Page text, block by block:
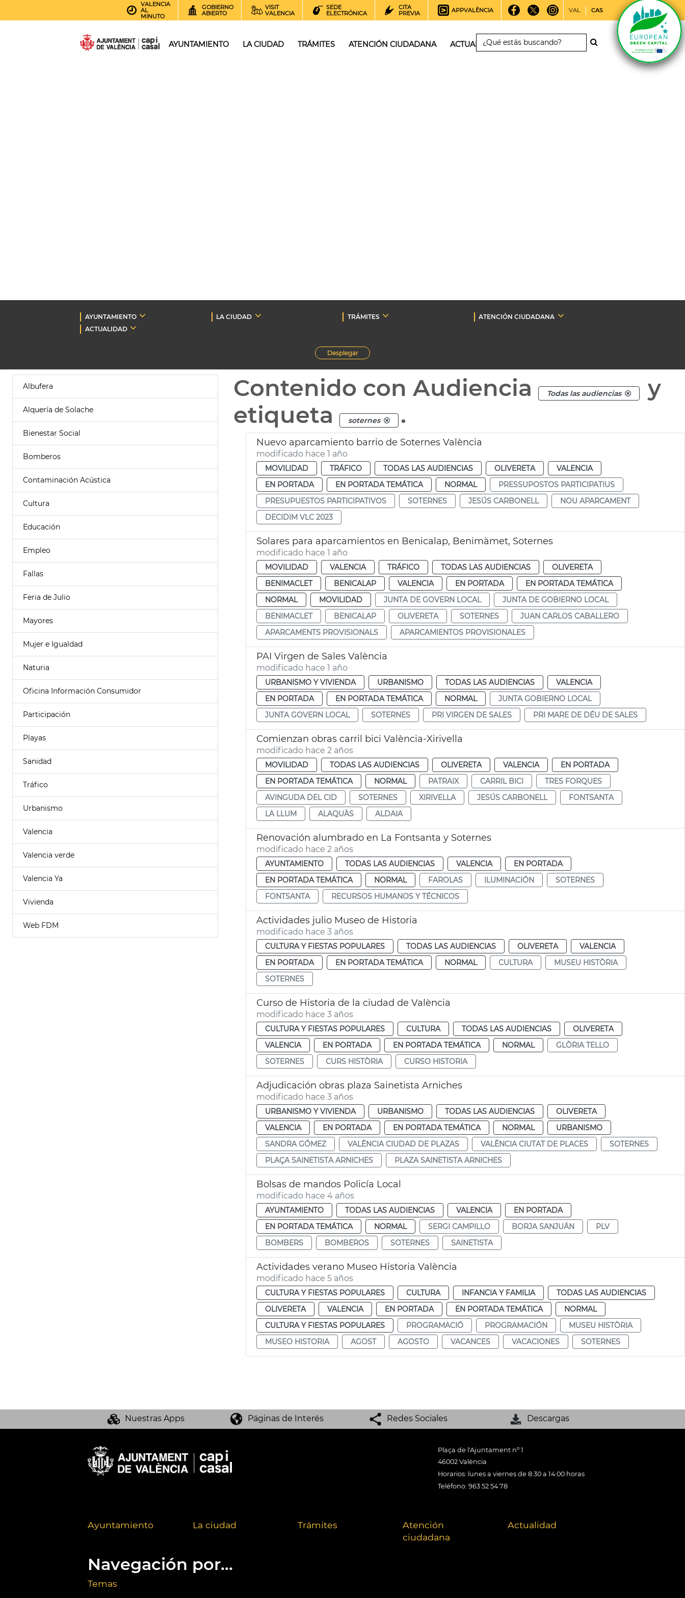
VALENCIA
AL
MINUTO
GOBIERNO
ABIERTO
VISIT
VALENCIA
SEDE
ELECTRÓNICA
CITA
PREVIA
APPVALÈNCIA VAL CAS
AYUNTAMIENTO LA CIUDAD TRÁMITES ATENCIÓN CIUDADANA ACTUALIDAD
AYUNTAMIENTO LA CIUDAD TRÁMITES
ATENCIÓN CIUDADANA
ACTUALIDAD
Desplegar
Albufera
Alquería de Solache
Bienestar Social
Bomberos
Contaminación Acústica
Cultura
Educación
Empleo
Fallas
Feria de Julio
Mayores
Mujer e Igualdad
Naturia
Oficina Información Consumidor
Participación
Playas
Sanidad
Tráfico
Urbanismo
Valencia
Valencia verde
Valencia Ya
Vivienda
Web FDM
Contenido con Audiencia Todas las audiencias
y
etiqueta
soternes .
Nuevo aparcamiento barrio de Soternes València
modificado hace 1 año
MOVILIDAD TRÁFICO TODAS LAS AUDIENCIAS OLIVERETA
VALENCIA
EN PORTADA
EN PORTADA TEMÁTICA NORMAL
PRESSUPOSTOS PARTICIPATIUS
PRESUPUESTOS PARTICIPATIVOS
SOTERNES JESÚS CARBONELL
NOU APARCAMENT
DECIDIM VLC 2023
Solares para aparcamientos en Benicalap, Benimàmet, Soternes
modificado hace 1 año
MOVILIDAD VALENCIA TRÁFICO TODAS LAS AUDIENCIAS
OLIVERETA
BENIMACLET
BENICALAP VALENCIA EN PORTADA
EN PORTADA TEMÁTICA
NORMAL
MOVILIDAD JUNTA DE GOVERN LOCAL
JUNTA DE GOBIERNO LOCAL
BENIMACLET
BENICALAP OLIVERETA SOTERNES
JUAN CARLOS CABALLERO
APARCAMENTS PROVISIONALS
APARCAMIENTOS PROVISIONALES
PAI Virgen de Sales València
modificado hace 1 año
URBANISMO Y VIVIENDA URBANISMO TODAS LAS AUDIENCIAS
VALENCIA
EN PORTADA
EN PORTADA TEMÁTICA NORMAL
JUNTA GOBIERNO LOCAL
JUNTA GOVERN LOCAL
SOTERNES PRI VIRGEN DE SALES PRI MARE DE DÉU DE SALES
Comienzan obras carril bici València-Xirivella
modificado hace 2 años
MOVILIDAD TODAS LAS AUDIENCIAS OLIVERETA VALENCIA
EN PORTADA
EN PORTADA TEMÁTICA
NORMAL PATRAIX CARRIL BICI
TRES FORQUES
AVINGUDA DEL CID
SOTERNES XIRIVELLA JESÚS CARBONELL
FONTSANTA
LA LLUM
ALAQUÀS ALDAIA
Renovación alumbrado en La Fontsanta y Soternes
modificado hace 2 años
AYUNTAMIENTO TODAS LAS AUDIENCIAS VALENCIA
EN PORTADA
EN PORTADA TEMÁTICA
NORMAL FAROLAS ILUMINACIÓN
SOTERNES
FONTSANTA
RECURSOS HUMANOS Y TÉCNICOS
Actividades julio Museo de Historia
modificado hace 3 años
CULTURA Y FIESTAS POPULARES TODAS LAS AUDIENCIAS OLIVERETA
VALENCIA
EN PORTADA
EN PORTADA TEMÁTICA NORMAL CULTURA
MUSEU HISTÒRIA
SOTERNES
Curso de Historia de la ciudad de València
modificado hace 3 años
CULTURA Y FIESTAS POPULARES CULTURA TODAS LAS AUDIENCIAS
OLIVERETA
VALENCIA
EN PORTADA EN PORTADA TEMÁTICA NORMAL
GLÒRIA TELLO
SOTERNES
CURS HISTÒRIA CURSO HISTORIA
Adjudicación obras plaza Sainetista Arniches
modificado hace 3 años
URBANISMO Y VIVIENDA URBANISMO TODAS LAS AUDIENCIAS
OLIVERETA
VALENCIA
EN PORTADA EN PORTADA TEMÁTICA NORMAL
URBANISMO
SANDRA GÓMEZ
VALÈNCIA CIUDAD DE PLAZAS VALÈNCIA CIUTAT DE PLACES
SOTERNES
PLAÇA SAINETISTA ARNICHES
PLAZA SAINETISTA ARNICHES
Bolsas de mandos Policía Local
modificado hace 4 años
AYUNTAMIENTO TODAS LAS AUDIENCIAS VALENCIA
EN PORTADA
EN PORTADA TEMÁTICA
NORMAL SERGI CAMPILLO BORJA SANJUÁN
PLV
BOMBERS
BOMBEROS SOTERNES SAINETISTA
Actividades verano Museo Historia València
modificado hace 5 años
CULTURA Y FIESTAS POPULARES CULTURA INFANCIA Y FAMILIA
TODAS LAS AUDIENCIAS
OLIVERETA
VALENCIA EN PORTADA EN PORTADA TEMÁTICA
NORMAL
CULTURA Y FIESTAS POPULARES
PROGRAMACIÓ PROGRAMACIÓN
MUSEU HISTÒRIA
MUSEO HISTORIA
AGOST AGOSTO VACANCES VACACIONES SOTERNES
Nuestras Apps Páginas de Interés Redes Sociales Descargas
Plaça de l'Ajuntament nº 1
46002 València
Horarios: lunes a viernes de 8:30 a 14:00 horas
Teléfono: 963 52 54 78
Ayuntamiento La ciudad Trámites
Atención
ciudadana
Actualidad
Navegación por...
Temas